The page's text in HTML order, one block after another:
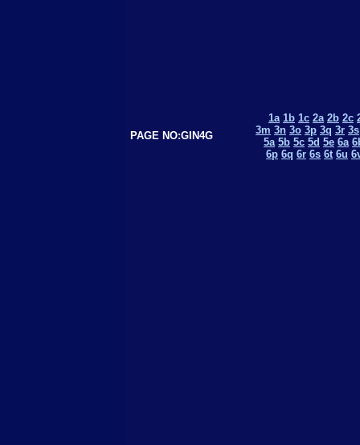
PAGE NO:GIN4G
1a 1b 1c 2a 2b 2c
3m 3n 3o 3p 3q 3r 3s
5a 5b 5c 5d 5e 6a
6p 6q 6r 6s 6t 6u